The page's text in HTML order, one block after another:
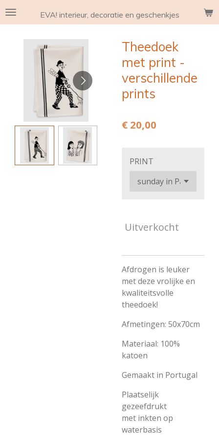
Ga
hoofdinhoud
EVA! interieur, decoratie en geschenkjes
Theedoek
met print -
verschillende
prints
€ 20,00
PRINT
Uitverkocht
Afdrogen is leuker
met deze vrolijke en
kwaliteitsvolle
theedoek!
Afmetingen: 50x70cm
Materiaal: 100%
katoen
Gemaakt in Portugal
Plaatselijk
gezeefdrukt
met inkten op
waterbasis